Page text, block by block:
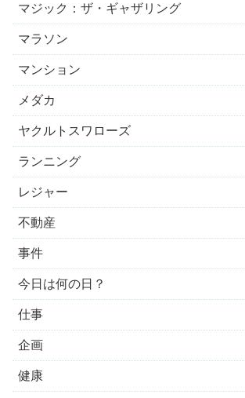
マジック：ザ・ギャザリング
マラソン
マンション
メダカ
ヤクルトスワローズ
ランニング
レジャー
不動産
事件
今日は何の日？
仕事
企画
健康